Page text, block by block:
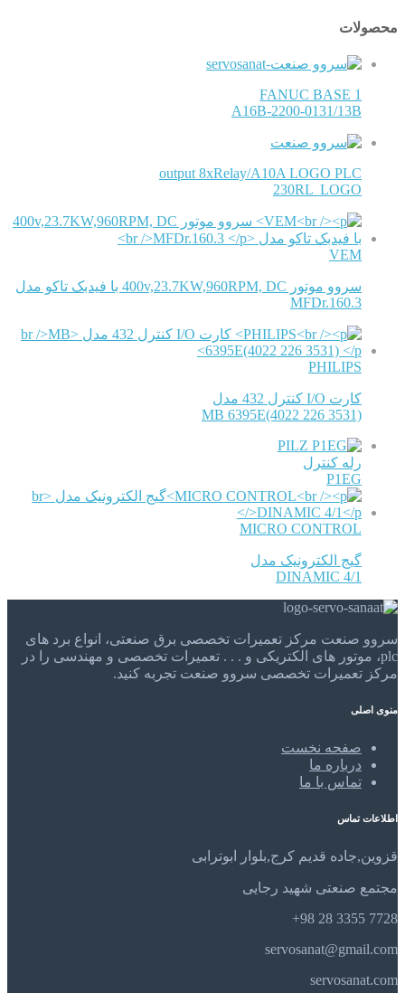
محصولات
FANUC BASE 1
A16B-2200-0131/13B
output 8xRelay/A10A LOGO PLC
230RL LOGO
VEM
سروو موتور 400v,23.7KW,960RPM, DC با فیدبک تاکو مدل
MFDr.160.3
PHILIPS
کارت I/O کنترل 432 مدل
MB 6395E(4022 226 3531)
PILZ
رله کنترل
P1EG
MICRO CONTROL
گیج الکترونیک مدل
DINAMIC 4/1
سروو صنعت مرکز تعمیرات تخصصی برق صنعتی، انواع برد های
plc، موتور های الکتریکی و . . . تعمیرات تخصصی و مهندسی را در
مرکز تعمیرات تخصصی سروو صنعت تجربه کنید.
منوی اصلی
صفحه نخست
درباره ما
تماس با ما
اطلاعات تماس
قزوین,جاده قدیم کرج,بلوار ابوترابی
مجتمع صنعتی شهید رجایی
7728 3355 28 98+
servosanat@gmail.com
servosanat.com